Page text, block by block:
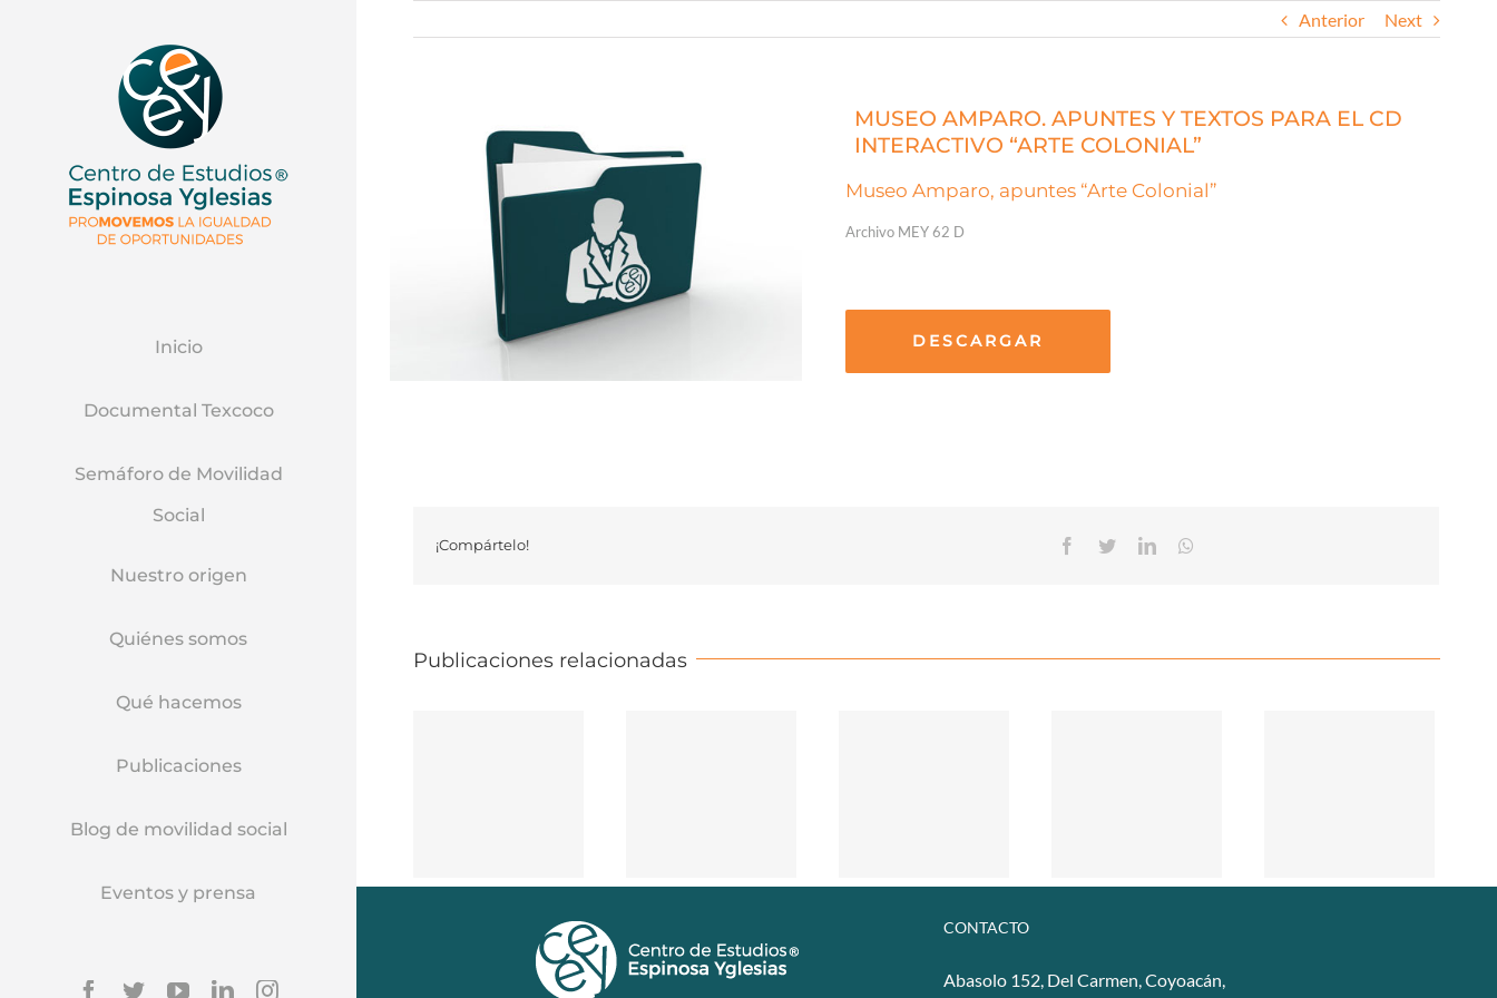
Inicio
Documental Texcoco
Semáforo de Movilidad
Social
Nuestro origen
Quiénes somos
Qué hacemos
Publicaciones
Blog de movilidad social
Eventos y prensa
Facebook
TwitterYouTubeLinkedinInstagram
Anterior Next
MUSEO AMPARO. APUNTES Y TEXTOS PARA EL CD
INTERACTIVO “ARTE COLONIAL”
Museo Amparo, apuntes “Arte Colonial”
Archivo MEY 62 D
DESCARGAR
¡Compártelo! Facebook
TwitterLinkedin
Publicaciones relacionadas
CONTACTO
Abasolo 152, Del Carmen, Coyoacán,